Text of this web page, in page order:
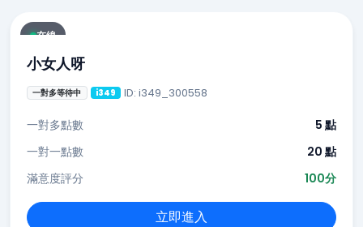
在線
小女人呀
一對多等待中 i349 ID: i349_300558
一對多點數
5 點
一對一點數
20 點
滿意度評分
100分
立即進入